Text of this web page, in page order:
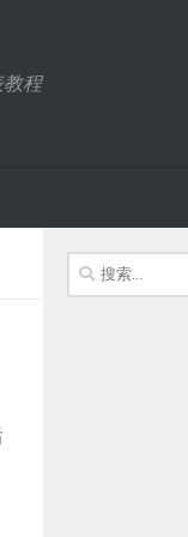
教程
搜
索：